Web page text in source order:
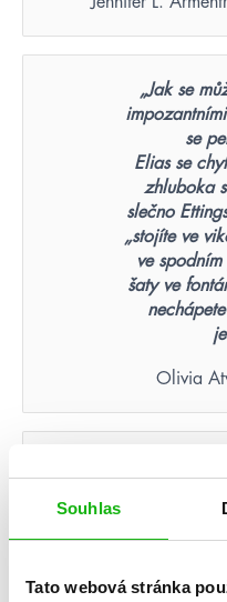
Souhlas
Tato webová stránka
„Jak se
se
Elias se
zhluboka
slečno
„stojíte ve
ve
šaty ve
Olivia